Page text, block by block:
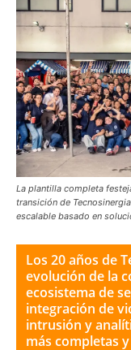
La plantilla completa
transición de
escalable basado en
Los 20 años de
evolución de la
ecosistema de
integración de
intrusión y
más completas